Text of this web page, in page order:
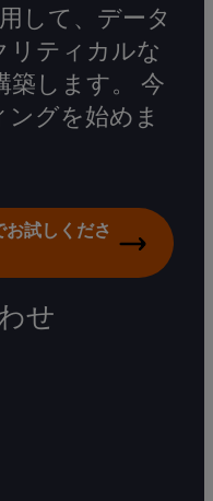
して、データ
リティカルな
築します。 今
グを始めま
試しくださ
せ